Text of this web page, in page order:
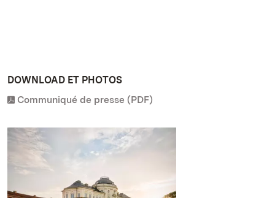
DOWNLOAD ET PHOTOS
Communiqué de presse (PDF)